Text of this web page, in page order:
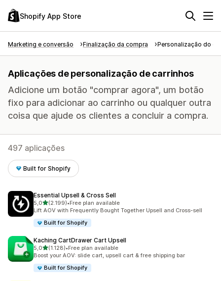
Shopify App Store
Marketing e conversão Finalização da compra Personalização do
Aplicações de personalização de carrinhos
Adicione um botão "comprar agora", um botão
fixo para adicionar ao carrinho ou qualquer outra
coisa que ajude os clientes a concluir a compra.
497 aplicações
Built for Shopify
Essential Upsell & Cross Sell
5,0de 5 estrelas
(2.199)
2199 total de avaliações
•Free plan available
Lift AOV with Frequently Bought Together Upsell and Cross-sell
Built for Shopify
Kaching CartDrawer Cart Upsell
5,0de 5 estrelas
(1.128)
1128 total de avaliações
•Free plan available
Boost your AOV: slide cart, upsell cart & free shipping bar
Built for Shopify